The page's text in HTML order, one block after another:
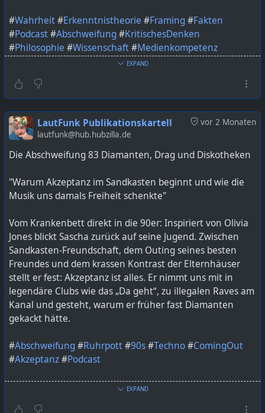
#Wahrheit#Erkenntnistheorie #Framing#Fakten
#Podcast#Abschweifung#KritischesDenken
#Philosophie #Wissenschaft#Medienkompetenz
https://lautfunk.uber.space/podcast/die-abschweifung-
85-was-ist-wahrheit/
EXPAND
vor 2 Monaten
LautFunk Publikationskartell
lautfunk@hub.hubzilla.de
Die Abschweifung 83 Diamanten, Drag und Diskotheken
"Warum Akzeptanz im Sandkasten beginnt und wie die
Musik uns damals Freiheit schenkte"
Vom Krankenbett direkt in die 90er: Inspiriert von Olivia
Jones blickt Sascha zurück auf seine Jugend. Zwischen
Sandkasten-Freundschaft, dem Outing seines besten
Freundes und dem krassen Kontrast der Elternhäuser
stellt er fest: Akzeptanz ist alles. Er nimmt uns mit in
legendäre Clubs wie das „Da geht“, zu illegalen Raves am
Kanal und gesteht, warum er früher fast Diamanten
gekackt hätte.
#Abschweifung#Ruhrpott#90s#Techno#ComingOut
#Akzeptanz#Podcast
Abschweifung, Olivia Jones, Ruhrpott, 90s, Techno,
EXPAND